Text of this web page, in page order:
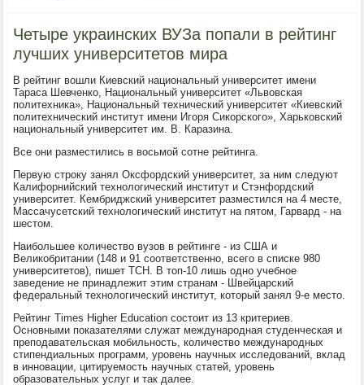
Четыре украинских ВУЗа попали в рейтинг
лучших университетов мира
В рейтинг вошли Киевский национальный университет имени
Тараса Шевченко, Национальный университет «Львовская
политехника», Национальный технический университет «Киевский
политехнический институт имени Игоря Сикорского», Харьковский
национальный университет им. В. Каразина.
Все они разместились в восьмой сотне рейтинга.
Первую строку занял Оксфордский университет, за ним следуют
Калифорнийский технологический институт и Стэнфордский
университет. Кембриджский университет разместился на 4 месте,
Массачусетский технологический институт на пятом, Гарвард - на
шестом.
Наибольшее количество вузов в рейтинге - из США и
Великобритании (148 и 91 соответственно, всего в списке 980
университетов), пишет ТСН. В топ-10 лишь одно учебное
заведение не принадлежит этим странам - Швейцарский
федеральный технологический институт, который занял 9-е место.
Рейтинг Times Higher Education состоит из 13 критериев.
Основными показателями служат международная студенческая и
преподавательская мобильность, количество международных
стипендиальных программ, уровень научных исследований, вклад
в инновации, цитируемость научных статей, уровень
образовательных услуг и так далее.